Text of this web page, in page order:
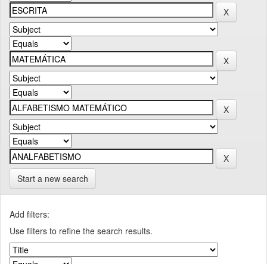
Start a new search
Add filters:
Use filters to refine the search results.